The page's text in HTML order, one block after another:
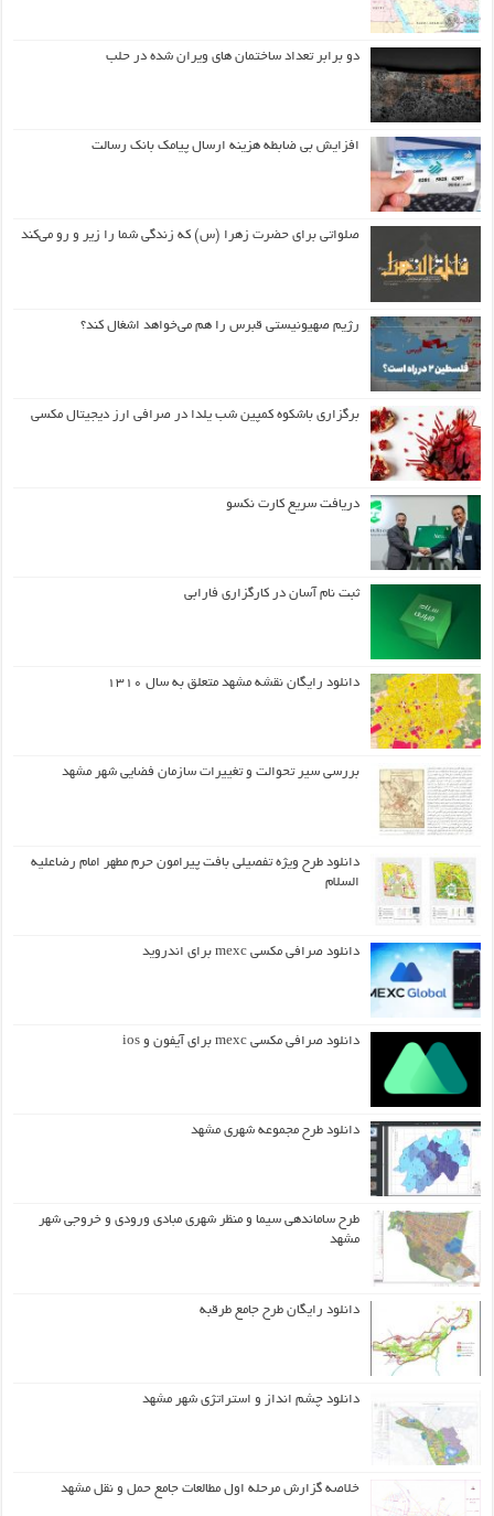
دو برابر تعداد ساختمان های ویران شده در حلب
افزایش بی ضابطه هزینه ارسال پیامک بانک رسالت
صلواتی برای حضرت زهرا (س) که زندگی شما را زیر و رو می‌کند
رژیم صهیونیستی قبرس را هم می‌خواهد اشغال کند؟
برگزاری باشکوه کمپین شب یلدا در صرافی ارز دیجیتال مکسی
دریافت سریع کارت نکسو
ثبت نام آسان در کارگزاری فارابی
دانلود رایگان نقشه مشهد متعلق به سال ۱۳۱۰
بررسی سیر تحوالت و تغییرات سازمان فضایی شهر مشهد
دانلود طرح ويژه تفصيلي بافت پيرامون حرم مطهر امام رضاعليه
السلام
دانلود صرافی مکسی mexc برای اندروید
دانلود صرافی مکسی mexc برای آیفون و ios
دانلود طرح مجموعه شهری مشهد
طرح ساماندهی سیما و منظر شهری مبادی ورودی و خروجی شهر
مشهد
دانلود رایگان طرح جامع طرقبه
دانلود چشم انداز و استراتژی شهر مشهد
خلاصه گزارش مرحله اول مطالعات جامع حمل و نقل مشهد